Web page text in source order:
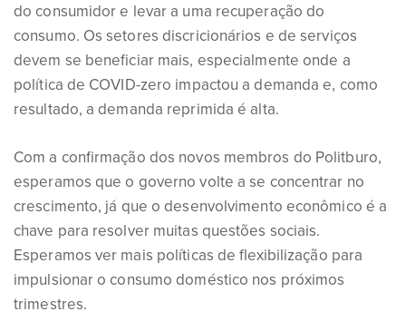
do consumidor e levar a uma recuperação do
consumo. Os setores discricionários e de serviços
devem se beneficiar mais, especialmente onde a
política de COVID-zero impactou a demanda e, como
resultado, a demanda reprimida é alta.
Com a confirmação dos novos membros do Politburo,
esperamos que o governo volte a se concentrar no
crescimento, já que o desenvolvimento econômico é a
chave para resolver muitas questões sociais.
Esperamos ver mais políticas de flexibilização para
impulsionar o consumo doméstico nos próximos
trimestres.